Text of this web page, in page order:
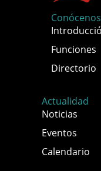
Conócenos
Funciones
Directorio
Actualidad
Noticias
Eventos
Calendario